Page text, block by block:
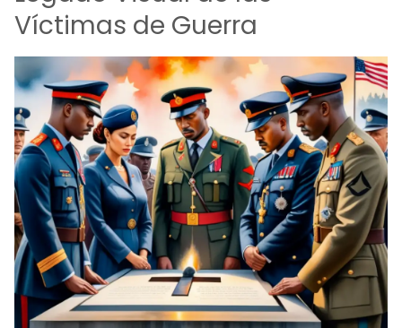
Víctimas de Guerra